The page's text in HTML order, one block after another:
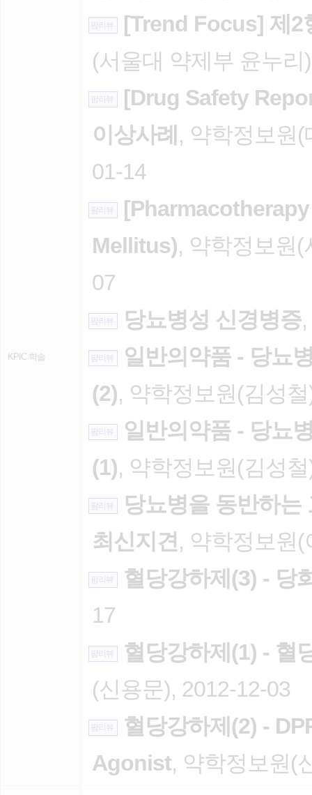
KPIC 학술
팜리뷰
[Trend Focus] 제2
(서울대 약제부 윤누리
팜리뷰
[Drug Safety
이상사례 , 약학정보원
01-14
팜리뷰
Mellitus), 약학정보원
07
팜리뷰 당뇨병성 신경병증
팜리뷰
일반의약품 - 당뇨
(2), 약학정보원(김성
팜리뷰
일반의약품 - 당뇨
(1), 약학정보원(김성
팜리뷰
당뇨병을 동반하는
최신지견, 약학정보원
팜리뷰
혈당강하제(3) - 당
17
팜리뷰
혈당강하제(1) - 혈
(신용문), 2012-12-03
팜리뷰
혈당강하제(2) -
Agonist, 약학정보원(